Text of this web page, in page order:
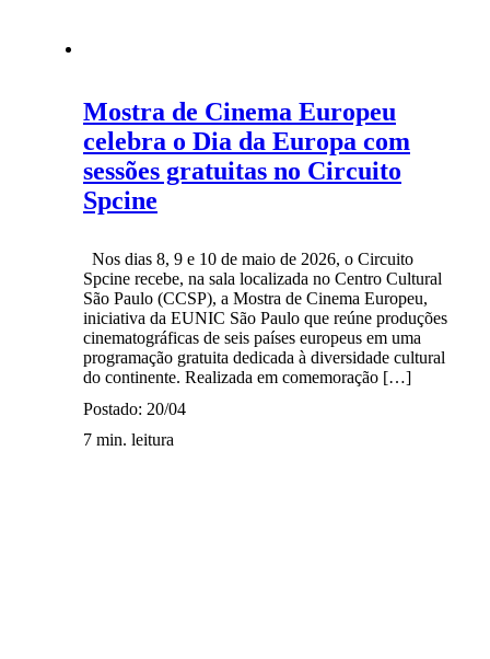
Mostra de Cinema Europeu
celebra o Dia da Europa com
sessões gratuitas no Circuito
Spcine
Nos dias 8, 9 e 10 de maio de 2026, o Circuito
Spcine recebe, na sala localizada no Centro Cultural
São Paulo (CCSP), a Mostra de Cinema Europeu,
iniciativa da EUNIC São Paulo que reúne produções
cinematográficas de seis países europeus em uma
programação gratuita dedicada à diversidade cultural
do continente. Realizada em comemoração […]
Postado: 20/04
7 min. leitura